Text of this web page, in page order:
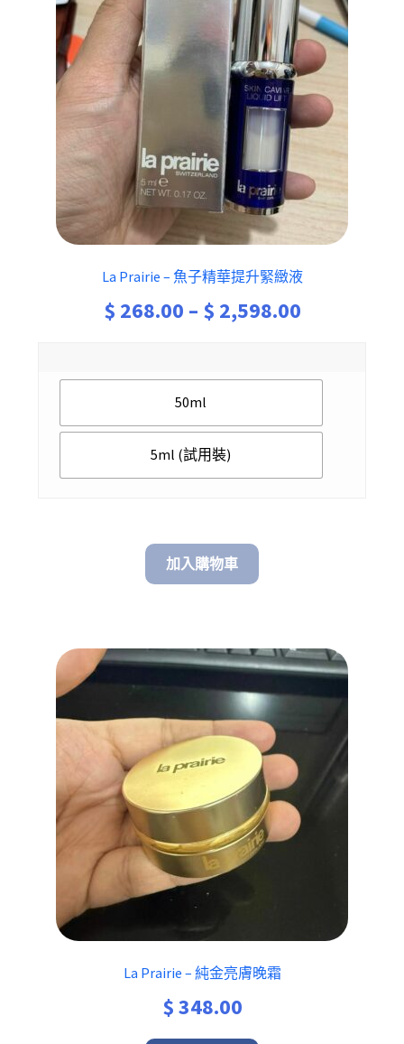
La Prairie – 魚子精華提升緊緻液
$ 268.00 – $ 2,598.00Price
$ 268.00
50ml
5ml (試用裝)
加入購物車
La Prairie – 純金亮膚晚霜
$348.00